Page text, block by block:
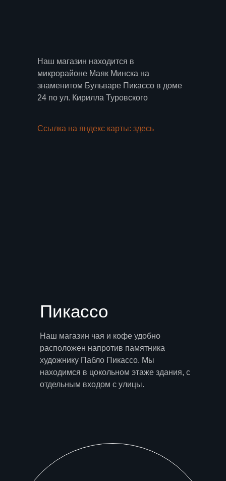
Наш магазин находится в
микрорайоне Маяк Минска на
знаменитом Бульваре Пикассо в доме
24 по ул. Кирилла Туровского
Наш магазин чая и кофе удобно
расположен напротив памятника
художнику Пабло Пикассо. Мы
находимся в цокольном этаже здания, с
отдельным входом с улицы.
Пикассо
Ссылка на яндекс карты: здесь